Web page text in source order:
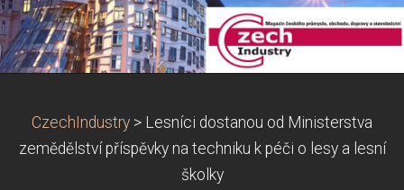
CzechIndustry > Lesníci dostanou od Ministerstva
zemědělství příspěvky na techniku k péči o lesy a lesní
školky